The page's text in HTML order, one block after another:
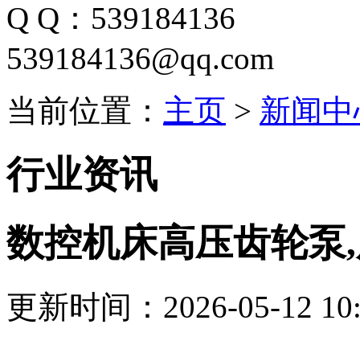
Q Q：539184136
539184136@qq.com
当前位置： 主页 > 新闻
行业资讯
数控机床高压齿轮
更新时间：2026-05-12